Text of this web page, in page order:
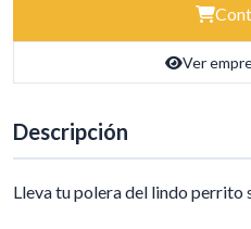
Ver
Descripción
Lleva tu polera del lindo perrito